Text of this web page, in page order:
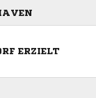
ERZIELT